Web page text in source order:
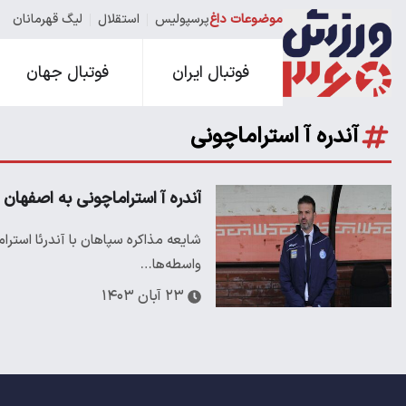
موضوعات داغپرسپولیس استقلال لیگ قهرمانان
فوتبال ایران فوتبال جهان
آندره آ استراماچونی
آندره آ استراماچونی به
شایعه مذاکره سپاهان با آندرئا
واسطه‌ها…
۲۳ آبان ۱۴۰۳